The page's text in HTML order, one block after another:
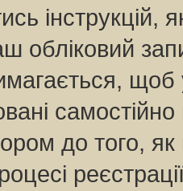
інструкцій,
обліковий
щоб
до того,